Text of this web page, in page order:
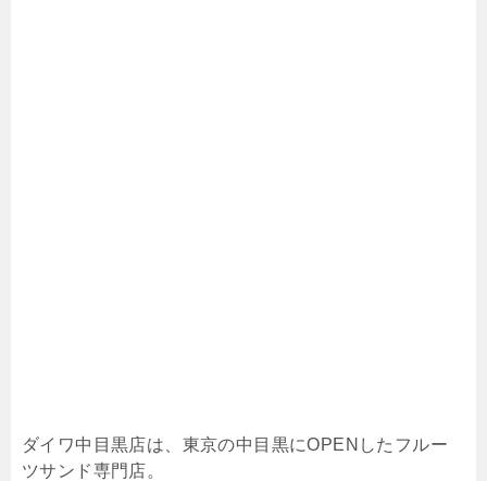
ダイワ中目黒店は、東京の中目黒にOPENしたフルー
ツサンド専門店。